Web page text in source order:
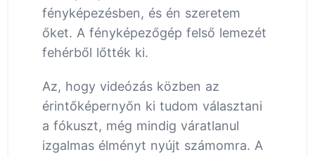
fényképezésben, és én szeretem
őket. A fényképezőgép felső lemezét
fehérből lőtték ki.
Az, hogy videózás közben az
érintőképernyőn ki tudom választani
a fókuszt, még mindig váratlanul
izgalmas élményt nyújt számomra. A